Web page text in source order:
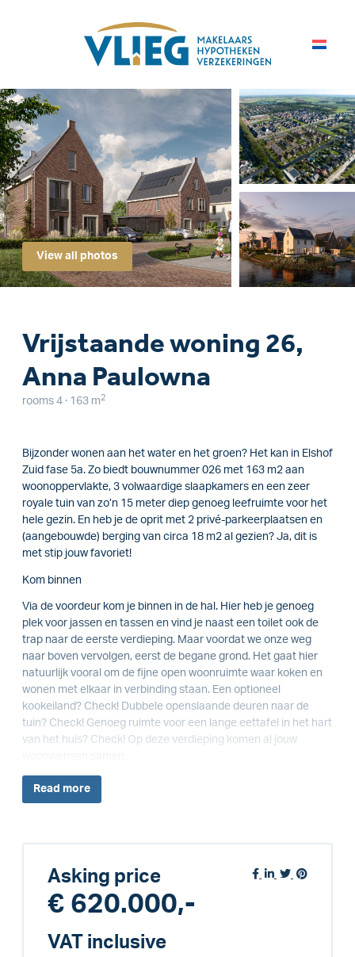
View all photos
Vrijstaande woning 26,
Anna Paulowna
rooms 4 · 163 m 2
Bijzonder wonen aan het water en het groen? Het kan in Elshof
Zuid fase 5a. Zo biedt bouwnummer 026 met 163 m2 aan
woonoppervlakte, 3 volwaardige slaapkamers en een zeer
royale tuin van zo’n 15 meter diep genoeg leefruimte voor het
hele gezin. En heb je de oprit met 2 privé-parkeerplaatsen en
(aangebouwde) berging van circa 18 m2 al gezien? Ja, dit is
met stip jouw favoriet!
Kom binnen
Via de voordeur kom je binnen in de hal. Hier heb je genoeg
plek voor jassen en tassen en vind je naast een toilet ook de
trap naar de eerste verdieping. Maar voordat we onze weg
naar boven vervolgen, eerst de begane grond. Het gaat hier
natuurlijk vooral om de fijne open woonruimte waar koken en
wonen met elkaar in verbinding staan. Een optioneel
kookeiland? Check! Dubbele openslaande deuren naar de
tuin? Check! Genoeg ruimte voor een lange eettafel in het hart
van het huis? Check! Op deze verdieping komen al jouw
Read more
Asking price
€ 620.000,-
VAT inclusive